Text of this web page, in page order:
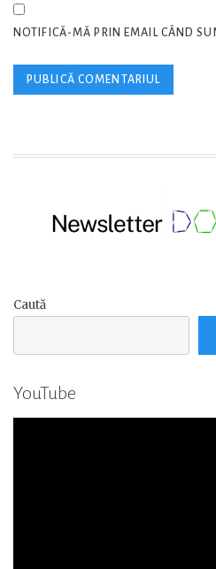
NOTIFICĂ-MĂ PRIN EMAIL CÂND
Caută
YouTube